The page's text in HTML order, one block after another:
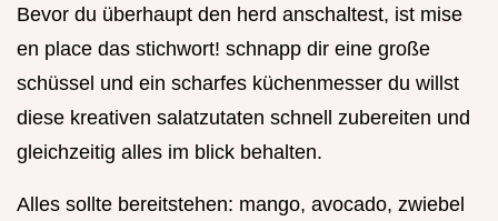
Bevor du überhaupt den herd anschaltest, ist mise
en place das stichwort! schnapp dir eine große
schüssel und ein scharfes küchenmesser du willst
diese kreativen salatzutaten schnell zubereiten und
gleichzeitig alles im blick behalten.
Alles sollte bereitstehen: mango, avocado, zwiebel